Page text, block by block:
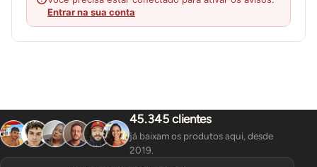
Entrar na sua conta
45.345 clientes
já baixam os produtos aqui, desde
2019.